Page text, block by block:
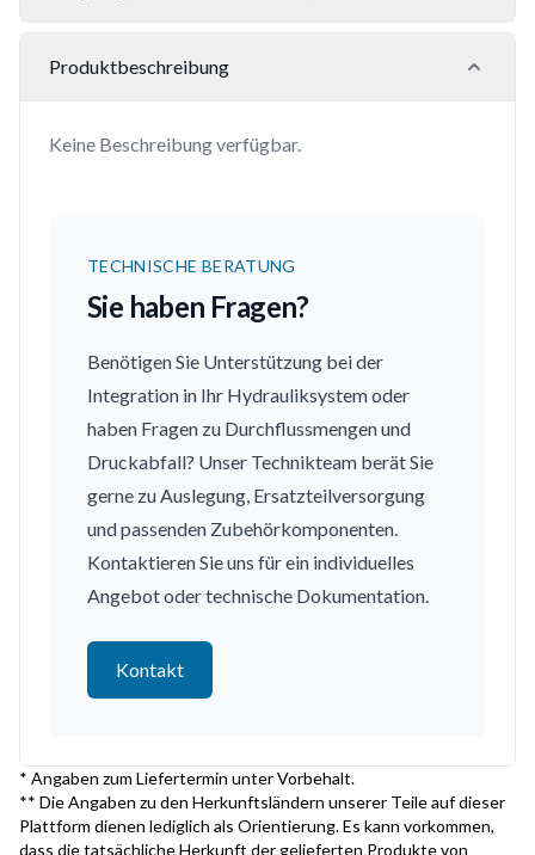
Produktbeschreibung
Keine Beschreibung verfügbar.
TECHNISCHE BERATUNG
Sie haben Fragen?
Benötigen Sie Unterstützung bei der
Integration in Ihr Hydrauliksystem oder
haben Fragen zu Durchflussmengen und
Druckabfall? Unser Technikteam berät Sie
gerne zu Auslegung, Ersatzteilversorgung
und passenden Zubehörkomponenten.
Kontaktieren Sie uns für ein individuelles
Angebot oder technische Dokumentation.
Kontakt
* Angaben zum Liefertermin unter Vorbehalt.
** Die Angaben zu den Herkunftsländern unserer Teile auf dieser
Plattform dienen lediglich als Orientierung. Es kann vorkommen,
dass die tatsächliche Herkunft der gelieferten Produkte von